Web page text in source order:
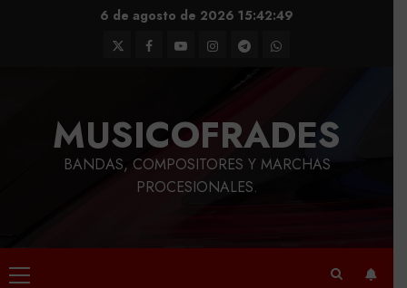
6 de agosto de 2026 15:42:50
TwitterFacebook
YoutubeInstagram
TelegramWhatsApp
MUSICOFRADES
BANDAS, COMPOSITORES Y MARCHAS
PROCESIONALES.
Menú